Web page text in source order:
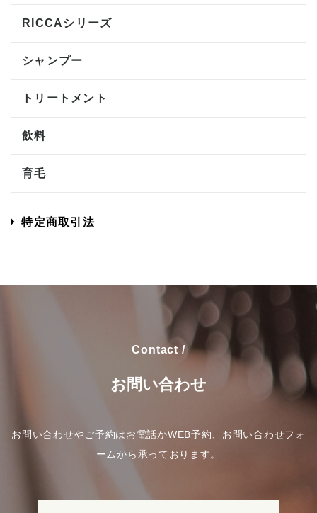
RICCAシリーズ
シャンプー
トリートメント
飲料
育毛
特定商取引法
Contact /
お問い合わせ
お問い合わせやご予約はお電話かWEB予約、お問い合わせフォ
ームから承っております。